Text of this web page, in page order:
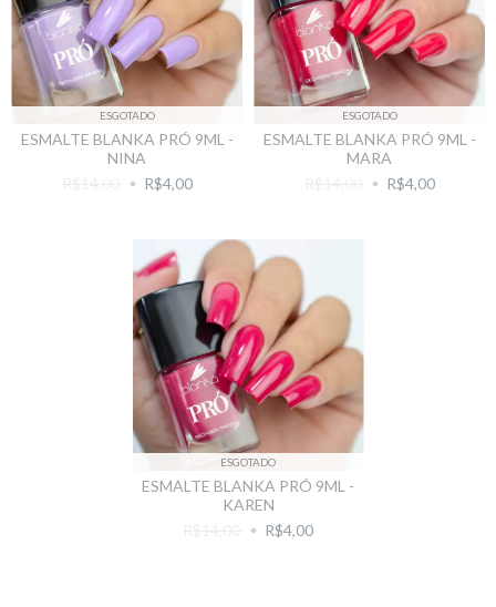
ESGOTADO
ESMALTE BLANKA PRÓ 9ML -
NINA
R$14,00
R$4,00
ESGOTADO
ESMALTE BLANKA PRÓ 9ML -
MARA
R$14,00
R$4,00
ESGOTADO
ESMALTE BLANKA PRÓ 9ML -
KAREN
R$14,00
R$4,00